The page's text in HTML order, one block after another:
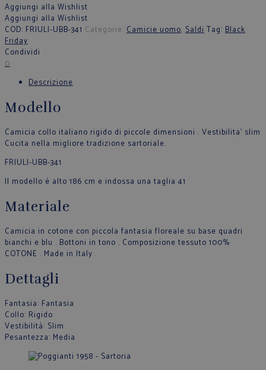
Aggiungi alla Wishlist
Aggiungi alla Wishlist
COD: FRIULI-UBB-341 Categorie: Camicie uomo, SaldiTag: Black
Friday
Condividi
0
Descrizione
Modello
Camicia collo italiano rigido di piccole dimensioni . Vestibilita’ slim
Cucita nella migliore tradizione sartoriale.
FRIULI-UBB-341
Il modello è alto 186 cm e indossa una taglia 41
Materiale
Camicia in cotone con piccola fantasia floreale su base quadri
bianchi e blu . Bottoni in tono . Composizione tessuto 100%
COTONE . Made in Italy .
Dettagli
Fantasia: Fantasia
Collo: Rigido
Vestibilità: Slim
Pesantezza: Media